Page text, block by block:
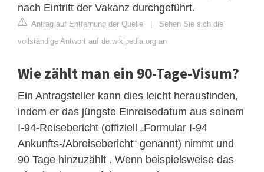
nach Eintritt der Vakanz durchgeführt.
Antrag auf Entfernung der Quelle | Sehen Sie sich die
vollständige Antwort auf de.wikipedia.org an
Wie zählt man ein 90-Tage-Visum?
Ein Antragsteller kann dies leicht herausfinden,
indem er das jüngste Einreisedatum aus seinem
I-94-Reisebericht (offiziell „Formular I-94
Ankunfts-/Abreisebericht“ genannt) nimmt und
90 Tage hinzuzählt . Wenn beispielsweise das